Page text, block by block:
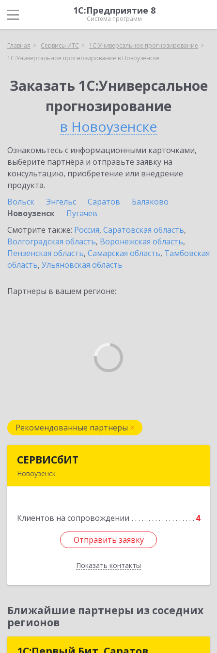
1С:Предприятие 8
Система программ
Главная Сервисы ИТС
1С:Универсальное прогнозирование
1С:Универсальное прогнозирование в Новоузенске
Заказать 1С:Универсальное
прогнозирование
в Новоузенске
Ознакомьтесь с информационными карточками,
выберите партнёра и отправьте заявку на
консультацию, приобретение или внедрение
продукта.
Вольск
Энгельс Саратов
Балаково
Новоузенск
Пугачев
Смотрите также: Россия, Саратовская область,
Волгоградская область, Воронежская область,
Пензенская область, Самарская область, Тамбовская
область, Ульяновская область
Партнеры в вашем регионе:
Рекомендованные партнеры
СЕРВИСбИТ
Новоузенск
Клиентов на сопровождении 4
Отправить заявку
Показать контакты
Подробнее
Отправить заявку
Назад
Ближайшие партнеры из соседних
регионов